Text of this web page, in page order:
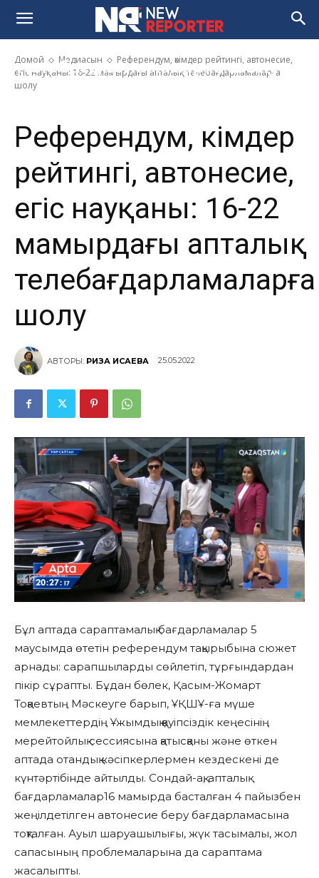
Домой Медиасын
Референдум, әкімдер рейтингі, автонесие,
егіс науқаны: 16-22 мамырдағы апталық телебағдарламаларға
шолу
автонесие, егіс науқаны: 16-22
мамырдағы апталық
телебағдарламаларға шолу
Референдум, әкімдер
рейтингі, автонесие,
егіс науқаны: 16-22
мамырдағы апталық
телебағдарламаларға
шолу
АВТОРЫ: РИЗА ИСАЕВА 25.05.2022
Бұл аптада сараптамалық бағдарламалар 5
маусымда өтетін референдум тақырыбына сюжет
арнады: сарапшыларды сөйлетіп, тұрғындардан
пікір сұрапты. Бұдан бөлек, Қасым-Жомарт
Тоқаевтың Мәскеуге барып, ҰҚШҰ-ға мүше
мемлекеттердің Ұжымдық қауіпсіздік кеңесінің
мерейтойлық сессиясына қатысқаны және өткен
аптада отандық кәсіпкерлермен кездескені де
күнтәртібінде айтылды. Сондай-ақ, апталық
бағдарламалар16 мамырда басталған 4 пайызбен
жеңілдетілген автонесие беру бағдарламасына
тоқталған. Ауыл шаруашылығы, жүк тасымалы, жол
сапасының проблемаларына да сараптама
жасалыпты.